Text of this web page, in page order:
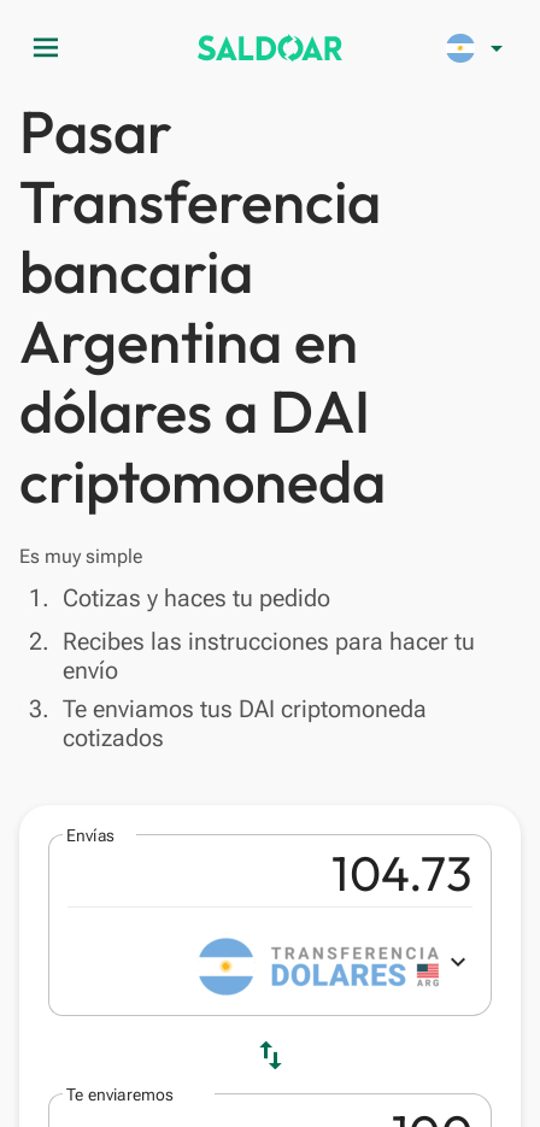
menu arrow_drop_down
Pasar
Transferencia
bancaria
Argentina en
dólares a DAI
criptomoneda
Es muy simple
done
1. Cotizas y haces tu pedido
done
2. Recibes las instrucciones para hacer tu
envío
done
3. Te enviamos tus DAI criptomoneda
cotizados
Envías
expand_more
swap_vert
Te enviaremos